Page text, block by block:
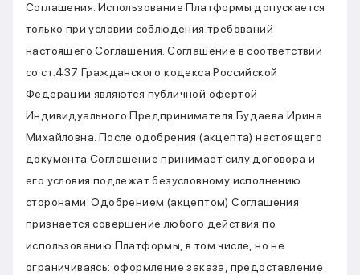
Соглашения. Использование Платформы допускается
только при условии соблюдения требований
настоящего Соглашения. Соглашение в соответствии
со ст.437 Гражданского кодекса Российской
Федерации являются публичной офертой
Индивидуального Предпринимателя Будаева Ирина
Михайловна. После одобрения (акцепта) настоящего
документа Соглашение принимает силу договора и
его условия подлежат безусловному исполнению
сторонами. Одобрением (акцептом) Соглашения
признается совершение любого действия по
использованию Платформы, в том числе, но не
ограничиваясь: оформление заказа, предоставление